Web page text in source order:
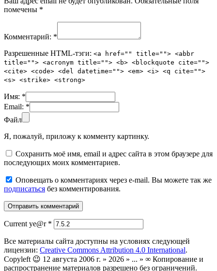
помечены *
Комментарий: *
Разрешенные HTML-тэги: <a href="" title=""> <abbr
title=""> <acronym title=""> <b> <blockquote cite="">
<cite> <code> <del datetime=""> <em> <i> <q cite="">
<s> <strike> <strong>
Имя: *
Email: *
Файл
Я, пожалуй, приложу к комменту картинку.
Сохранить моё имя, email и адрес сайта в этом браузере для
последующих моих комментариев.
Оповещать о комментариях через e-mail. Вы можете так же
подписаться без комментирования.
Current ye@r *
Все материалы сайта доступны на условиях следующей
лицензии: Creative Commons Attribution 4.0 International.
Copyleft 😉 12 августа 2006 г. » 2026 » ... » ∞ Копирование и
распространение материалов разрешено без ограничений.